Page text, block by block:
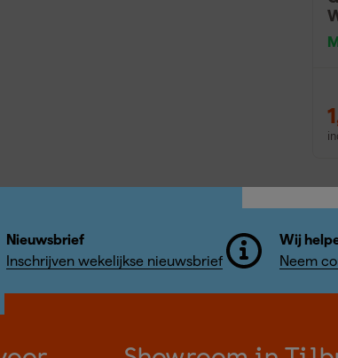
1
Nieuwsbrief
Inschrijven wekelijkse nieuwsbrief
Wij
Neem